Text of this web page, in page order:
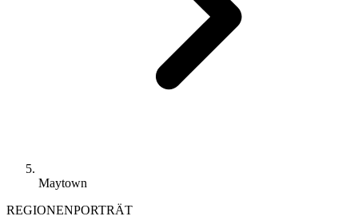
Maytown
REGIONENPORTRÄT